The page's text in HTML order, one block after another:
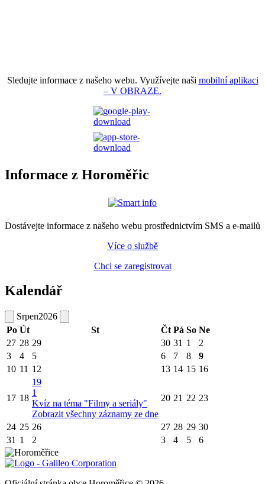
Sledujte informace z našeho webu. Využívejte naši mobilní aplikaci
– V OBRAZE.
Informace z Horoměřic
Dostávejte informace z našeho webu prostřednictvím SMS a e-mailů
Více o službě
Chci se zaregistrovat
Kalendář
Srpen2026
Po Út St Čt Pá So Ne
27 28 29 30 31 1
2
3
4 5 6 7 8
9
10 11 12 13 14 15 16
17 18
19
1
Kvíz na téma "Filmy a seriály"
Zobrazit všechny záznamy ze dne
20 21 22 23
24 25 26 27 28 29 30
31 1 2 3 4 5 6